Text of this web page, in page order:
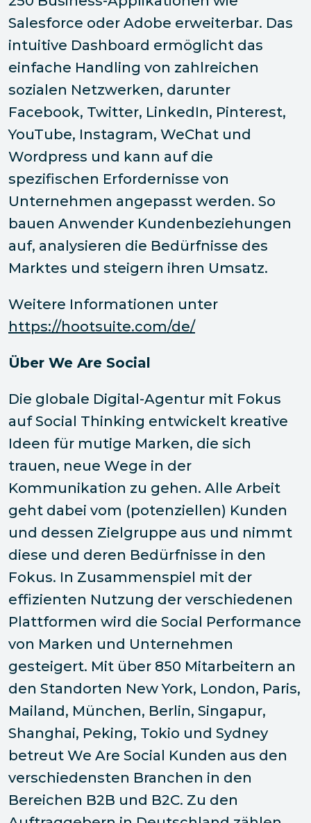
Salesforce oder Adobe erweiterbar. Das
intuitive Dashboard ermöglicht das
einfache Handling von zahlreichen
sozialen Netzwerken, darunter
Facebook, Twitter, LinkedIn, Pinterest,
YouTube, Instagram, WeChat und
Wordpress und kann auf die
spezifischen Erfordernisse von
Unternehmen angepasst werden. So
bauen Anwender Kundenbeziehungen
auf, analysieren die Bedürfnisse des
Marktes und steigern ihren Umsatz.
Weitere Informationen unter
https://hootsuite.com/de/
Über We Are Social
Die globale Digital-Agentur mit Fokus
auf Social Thinking entwickelt kreative
Ideen für mutige Marken, die sich
trauen, neue Wege in der
Kommunikation zu gehen. Alle Arbeit
geht dabei vom (potenziellen) Kunden
und dessen Zielgruppe aus und nimmt
diese und deren Bedürfnisse in den
Fokus. In Zusammenspiel mit der
effizienten Nutzung der verschiedenen
Plattformen wird die Social Performance
von Marken und Unternehmen
gesteigert. Mit über 850 Mitarbeitern an
den Standorten New York, London, Paris,
Mailand, München, Berlin, Singapur,
Shanghai, Peking, Tokio und Sydney
betreut We Are Social Kunden aus den
verschiedensten Branchen in den
Bereichen B2B und B2C. Zu den